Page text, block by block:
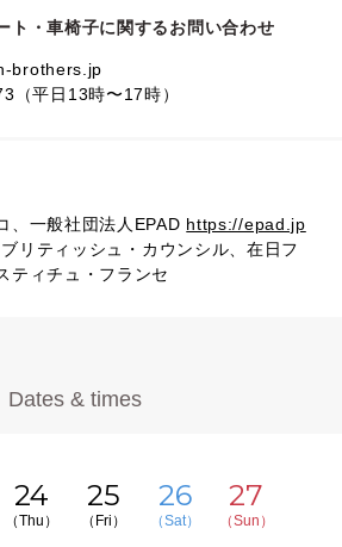
ト・車椅子に関するお問い合わせ
brothers.jp
（平日13時〜17時）
、一般社団法人EPAD https://epad.jp
リティッシュ・カウンシル、在日フ
ティチュ・フランセ
Dates & times
24
（Thu）
25
（Fri）
26
（Sat）
27
（Sun）